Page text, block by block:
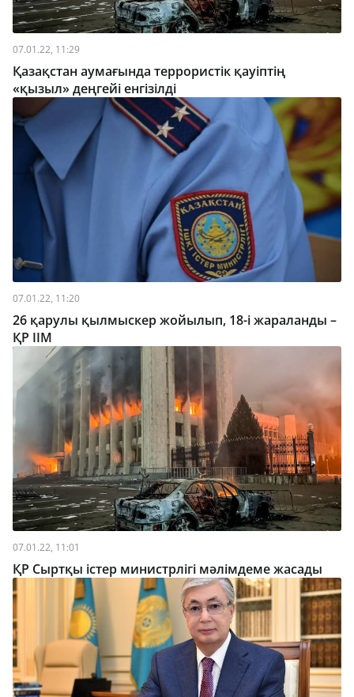
07.01.22, 11:29
Қазақстан аумағында террористік қауіптің
«қызыл» деңгейі енгізілді
07.01.22, 11:20
26 қарулы қылмыскер жойылып, 18-і жараланды –
ҚР ІІМ
07.01.22, 11:01
ҚР Сыртқы істер министрлігі мәлімдеме жасады